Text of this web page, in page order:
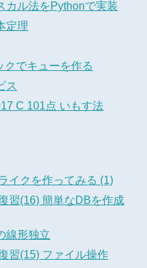
カル法をPythonで実装
定理
クでキューを作る
ス
C 101点 いもす法
イクを作ってみる (1)
習(16) 簡単なDBを作成
線形独立
習(15) ファイル操作